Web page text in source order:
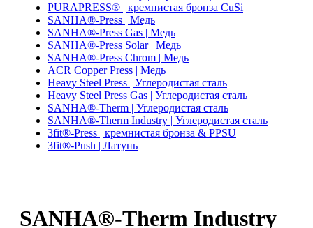
PURAPRESS® | кремнистая бронза CuSi
SANHA®-Press | Медь
SANHA®-Press Gas | Медь
SANHA®-Press Solar | Медь
SANHA®-Press Chrom | Медь
ACR Copper Press | Медь
Heavy Steel Press | Углеродистая сталь
Heavy Steel Press Gas | Углеродистая сталь
SANHA®-Therm | Углеродистая сталь
SANHA®-Therm Industry | Углеродистая сталь
3fit®-Press | кремнистая бронза & PPSU
3fit®-Push | Латунь
SANHA®-Therm Industry